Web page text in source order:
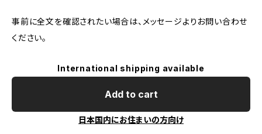
事前に全文を確認されたい場合は、メッセージよりお問い合わせ
ください。
International shipping available
Add to cart
日本国内にお住まいの方向け